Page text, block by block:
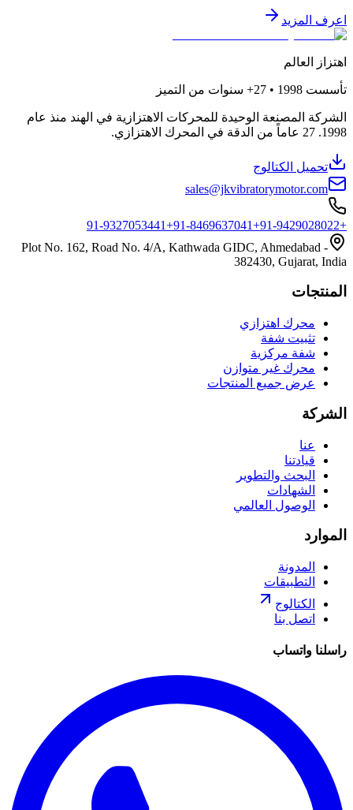
اعرف المزيد
اهتزاز العالم
تأسست سنوات من التميز
الشركة المصنعة الوحيدة للمحركات الاهتزازية في الهند منذ عام
1998. 27 عاماً من الدقة في المحرك الاهتزازي.
تحميل الكتالوج
sales@jkvibratorymotor.com
+91-9327053441
+91-8469637041+91-9429028022
Plot No. 162, Road No. 4/A, Kathwada GIDC, Ahmedabad -
382430, Gujarat, India
المنتجات
محرك اهتزازي
تثبيت شفة
شفة مركزية
محرك غير متوازن
عرض جميع المنتجات
الشركة
عنا
قيادتنا
البحث والتطوير
الشهادات
الوصول العالمي
الموارد
المدونة
التطبيقات
الكتالوج
اتصل بنا
راسلنا واتساب